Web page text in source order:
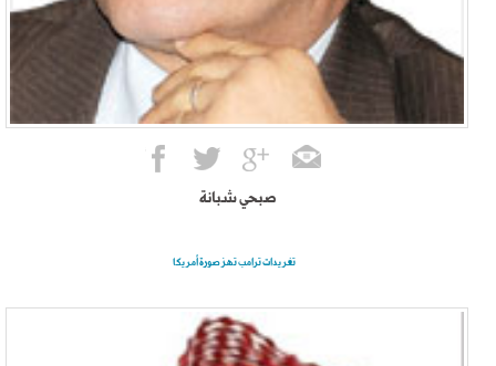
صبحي شبانة
تغريدات ترامب تهز صورة أمريكا